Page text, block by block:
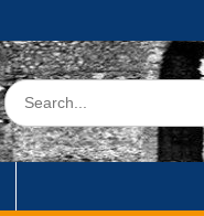
Search
for: